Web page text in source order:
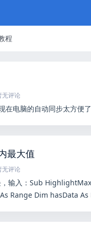
程
无评论
在电脑的自动同步太方便了
最大值
无评论
，输入：Sub
Range Dim hasData